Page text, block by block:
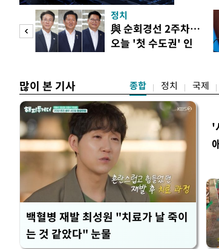
되고
문을 닫
전문가
감당하
정치
與 순회경선 2주차…
오늘 '첫 수도권' 인
많이 본 기사 종합 정치 국제
백혈병 재발 최성원 "치료가 날 죽이
는 것 같았다" 눈물
'